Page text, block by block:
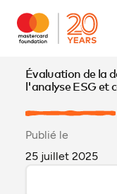
Évaluation de la
l'analyse ESG et
Publié le
25 juillet 2025